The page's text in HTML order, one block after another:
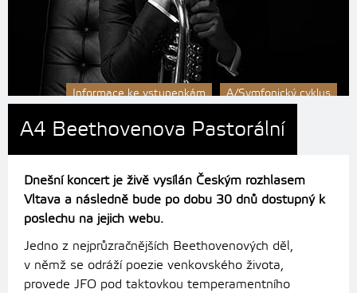
Informace ke vstupenkám A/Symfonický cyklus
A4 Beethovenova Pastorální
Dnešní koncert je živě vysílán Českým rozhlasem
Vltava a následně bude po dobu 30 dnů dostupný k
poslechu na jejich webu.
Jedno z nejprůzračnějších Beethovenových děl,
v němž se odráží poezie venkovského života,
provede JFO pod taktovkou temperamentního